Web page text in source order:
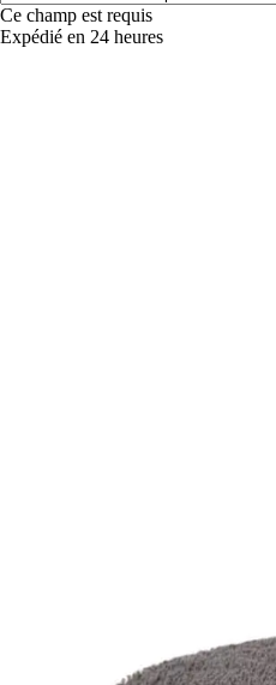
Ce champ est requis
Expédié en 24 heures